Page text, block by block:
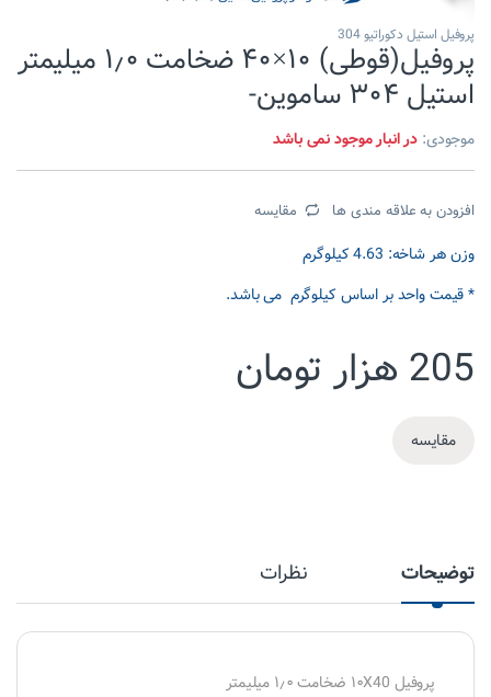
پروفیل استیل دکوراتیو 304
پروفیل(قوطی) ۱۰×۴۰ ضخامت ۱٫۰ میلیمتر
استیل ۳۰۴ ساموین-
موجودی: در انبار موجود نمی باشد
افزودن به علاقه مندی ها مقایسه
وزن هر شاخه: 4.63 کیلوگرم
* قیمت واحد بر اساس کیلوگرم می باشد.
205 هزار تومان
مقایسه
توضیحات نظرات
پروفیل ۱۰X40 ضخامت ۱٫۰ میلیمتر